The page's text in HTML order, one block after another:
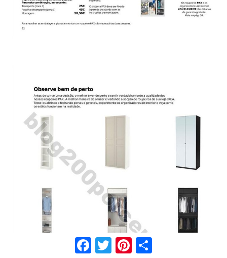
Facebook Twitter Pinterest